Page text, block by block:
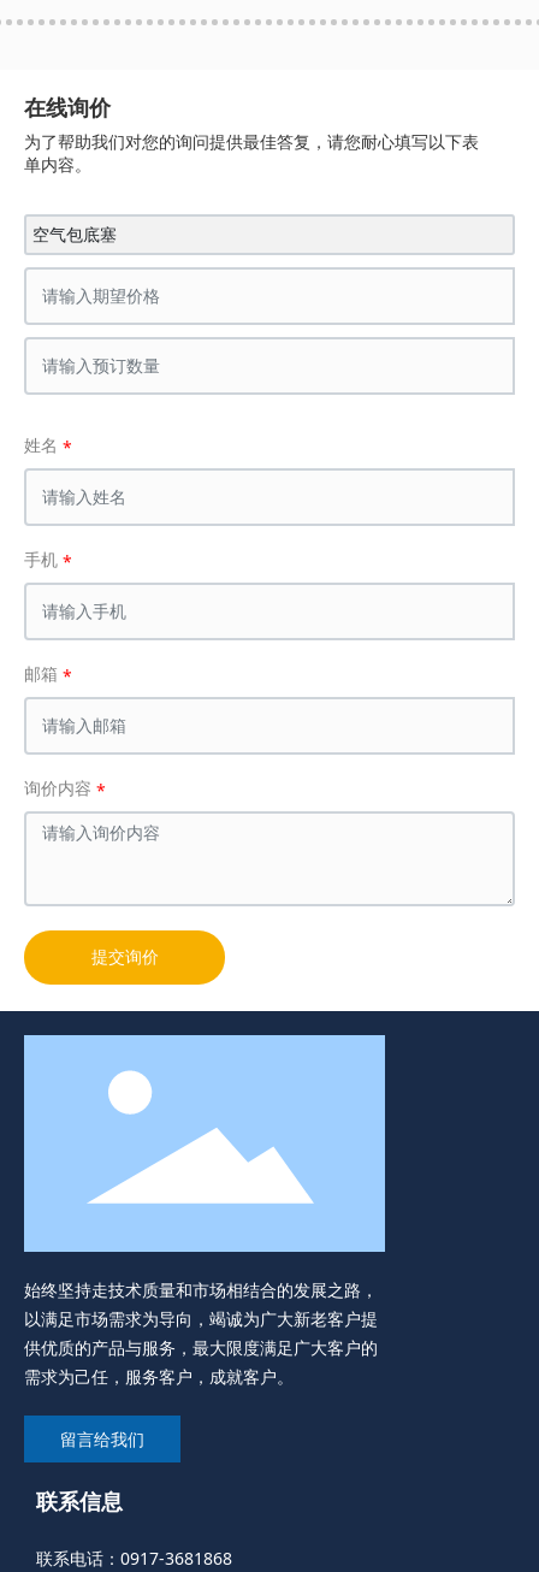
在线询价
为了帮助我们对您的询问提供最佳答复，请您耐心填写以下表
单内容。
空气包底塞
姓名
手机
邮箱
询价内容
提交询价
始终坚持走技术质量和市场相结合的发展之路，
以满足市场需求为导向，竭诚为广大新老客户提
供优质的产品与服务，最大限度满足广大客户的
需求为己任，服务客户，成就客户。
留言给我们
联系信息
联系电话： 0917-3681868